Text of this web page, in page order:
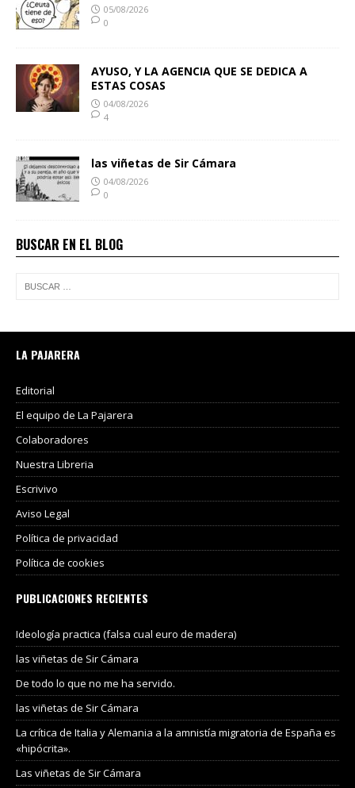
05/08/2026
0
AYUSO, Y LA AGENCIA QUE SE DEDICA A
ESTAS COSAS
04/08/2026
4
las viñetas de Sir Cámara
04/08/2026
0
BUSCAR EN EL BLOG
LA PAJARERA
Editorial
El equipo de La Pajarera
Colaboradores
Nuestra Libreria
Escrivivo
Aviso Legal
Política de privacidad
Política de cookies
PUBLICACIONES RECIENTES
Ideología practica (falsa cual euro de madera)
las viñetas de Sir Cámara
De todo lo que no me ha servido.
las viñetas de Sir Cámara
La crítica de Italia y Alemania a la amnistía migratoria de España es
«hipócrita».
Las viñetas de Sir Cámara